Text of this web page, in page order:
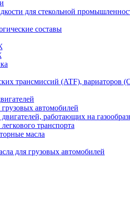
для стекольной
составы
трансмиссий (ATF),
автомобилей
работающих на
транспорта
масла
для грузовых автомобилей